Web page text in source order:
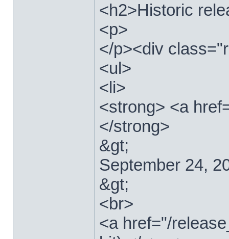
<h2>Historic
<p>
</p><div
<ul>
<li>
<strong> <a
</strong>
&gt;
September 24,
&gt;
<br>
<a href="/